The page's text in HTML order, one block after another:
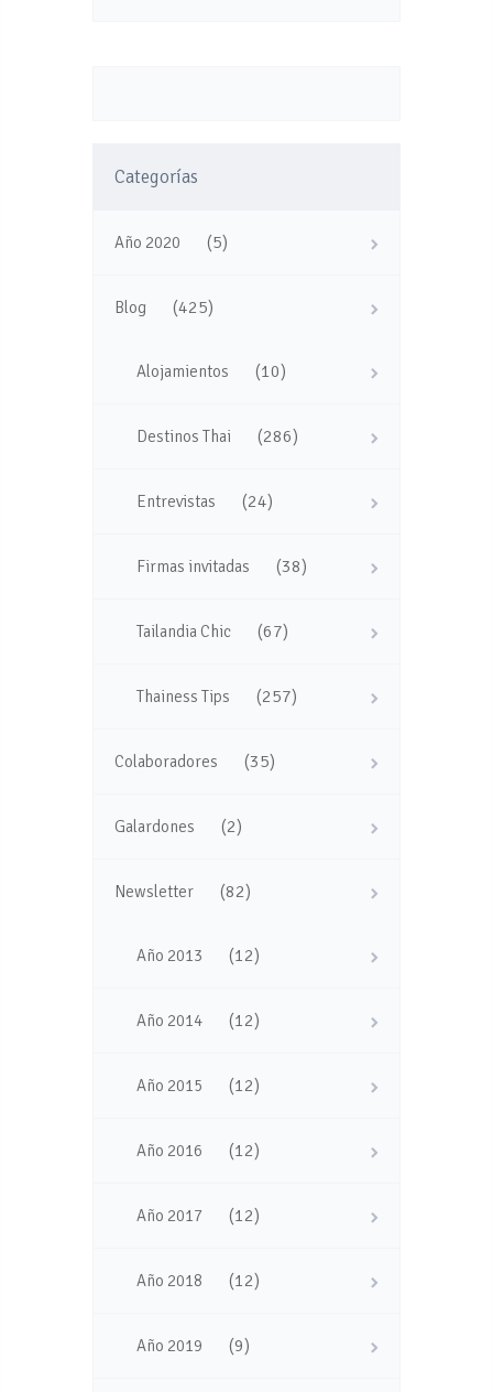
Categorías
Año 2020 (5)
Blog (425)
Alojamientos (10)
Destinos Thai (286)
Entrevistas (24)
Firmas invitadas (38)
Tailandia Chic (67)
Thainess Tips (257)
Colaboradores (35)
Galardones (2)
Newsletter (82)
Año 2013 (12)
Año 2014 (12)
Año 2015 (12)
Año 2016 (12)
Año 2017 (12)
Año 2018 (12)
Año 2019 (9)